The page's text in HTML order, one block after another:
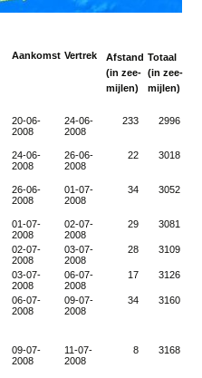
Aankomst Vertrek
Afstand
(in zee-
mijlen)
Totaal
(in zee-
mijlen)
20-06-
2008
24-06-
2008
233 2996
24-06-
2008
26-06-
2008
22 3018
26-06-
2008
01-07-
2008
34 3052
01-07-
2008
02-07-
2008
29 3081
02-07-
2008
03-07-
2008
28 3109
03-07-
2008
06-07-
2008
17 3126
06-07-
2008
09-07-
2008
34 3160
09-07-
2008
11-07-
2008
8 3168